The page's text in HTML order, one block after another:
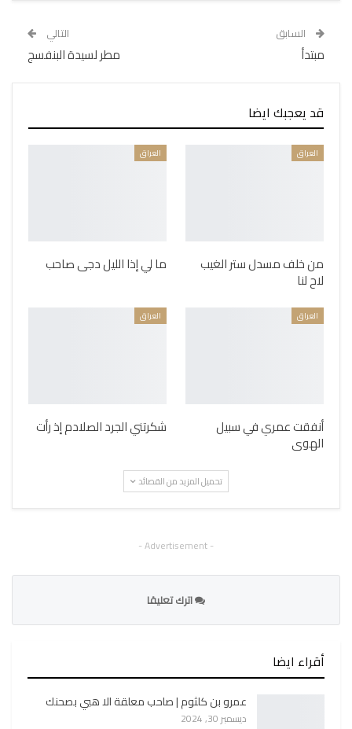
السابق
مبتدأ
التالي
مطر لسيدة البنفسج
قد يعجبك ايضا
العراق
من خلف مسدل ستر الغيب
لاح لنا
العراق
ما لي إذا الليل دجى صاحب
العراق
أنفقت عمري في سبيل
الهوى
العراق
شكرتني الجرد الصلادم إذ رأت
تحميل المزيد من القصائد
- Advertisement -
اترك تعليقا
أقراء ايضا
عمرو بن كلثوم | صاحب معلقة الا هبي بصحنك
ديسمبر 30, 2024